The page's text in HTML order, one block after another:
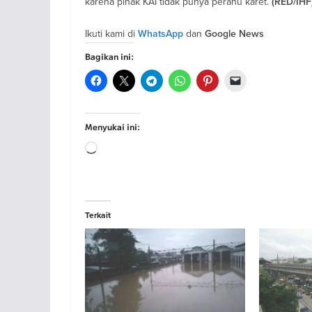
Ikuti kami di WhatsApp dan Google News
Bagikan ini:
Menyukai ini:
Memuat...
Terkait